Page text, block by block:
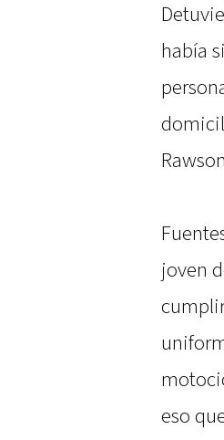
había
joven
eso